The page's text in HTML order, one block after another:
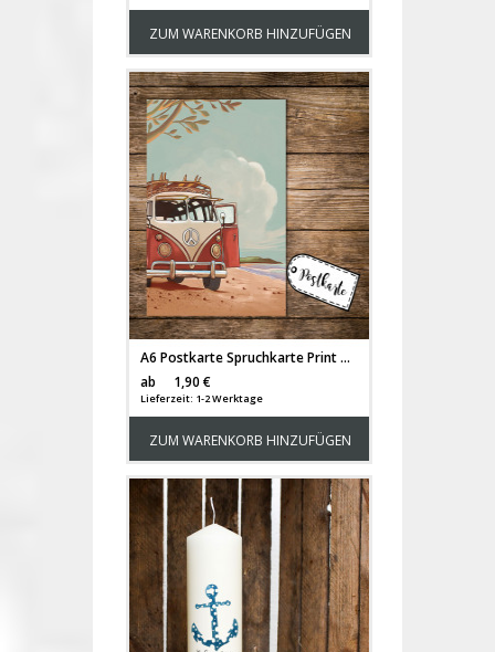
ZUM WARENKORB HINZUFÜGEN
A6 Postkarte Spruchkarte Print mit Bulli Bus Surfbus am Meer Motivkarte Autobus pk155
ab
1,90 €
Lieferzeit: 1-2 Werktage
ZUM WARENKORB HINZUFÜGEN